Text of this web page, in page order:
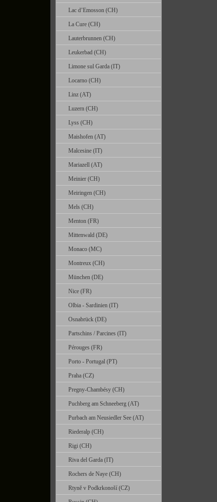
Lac d’Emosson (CH)
La Cure (CH)
Lauterbrunnen (CH)
Leukerbad (CH)
Limone sul Garda (IT)
Locarno (CH)
Linz (AT)
Luzern (CH)
Lyss (CH)
Maishofen (AT)
Malcesine (IT)
Mariazell (AT)
Meinier (CH)
Meiringen (CH)
Mels (CH)
Menton (FR)
Mittenwald (DE)
Monaco (MC)
Montreux (CH)
München (DE)
Nice (FR)
Olbia - Sardinien (IT)
Osnabrück (DE)
Partschins / Parcines (IT)
Pérouges (FR)
Porto - Portugal (PT)
Praha (CZ)
Pregny-Chambésy (CH)
Puchberg am Schneeberg (AT)
Purbach am Neusiedler See (AT)
Riederalp (CH)
Rigi (CH)
Riva del Garda (IT)
Rochers de Naye (CH)
Rtyně v Podkrkonoší (CZ)